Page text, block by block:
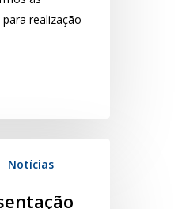
realização
Notícias